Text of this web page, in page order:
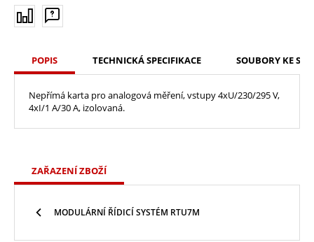
POPIS TECHNICKÁ SPECIFIKACE SOUBORY KE
Nepřímá karta pro analogová měření, vstupy 4xU/230/295 V,
4xI/1 A/30 A, izolovaná.
ZAŘAZENÍ ZBOŽÍ
MODULÁRNÍ ŘÍDICÍ SYSTÉM RTU7M